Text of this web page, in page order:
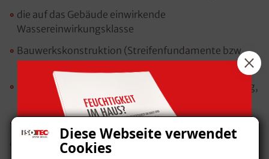
Diese Webseite verwendet
Cookies
die auf das Gebäude einwirkende
Wassereinwirkungsklasse
Bauwerkskonstruktion (Streifenfundamente bzw.
durchgehende, wasserundurchlässige Bodenplatte)
Mauerwerksbeschaffenheit (einschalig, mehrschalig,
klüftig etc.)
Gehalt an bauschädlichen Salzen